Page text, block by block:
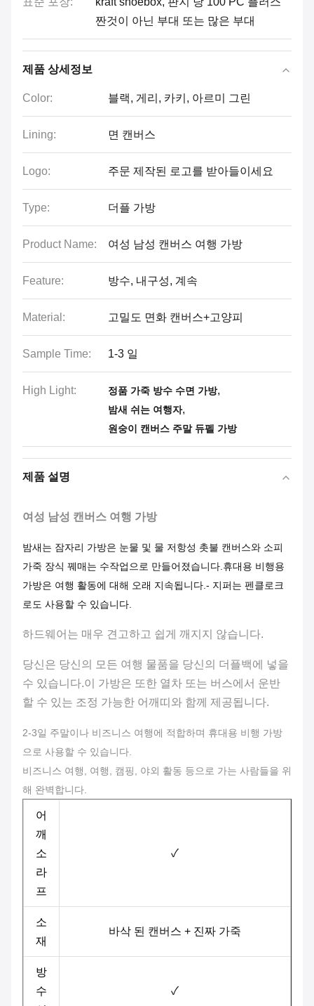
짠것이 아닌 부대 또는 많은 부대
제품 상세정보
Color: 블랙, 게리, 카키, 아르미 그린
Lining: 면 캔버스
Logo: 주문 제작된 로고를 받아들이세요
Type: 더플 가방
Product Name: 여성 남성 캔버스 여행 가방
Feature: 방수, 내구성, 계속
Material: 고밀도 면화 캔버스+고양피
Sample Time: 1-3 일
High Light: 정품 가죽 방수 수면 가방,
밤새 쉬는 여행자,
원숭이 캔버스 주말 듀펠 가방
제품 설명
여성 남성 캔버스 여행 가방
밤새는 잠자리 가방은 눈물 및 물 저항성 촛불 캔버스와 소피
가죽 장식 꿰매는 수작업으로 만들어졌습니다.휴대용 비행용
가방은 여행 활동에 대해 오래 지속됩니다.- 지퍼는 펜클로크
로도 사용할 수 있습니다.
하드웨어는 매우 견고하고 쉽게 깨지지 않습니다.
당신은 당신의 모든 여행 물품을 당신의 더플백에 넣을
수 있습니다.이 가방은 또한 열차 또는 버스에서 운반
할 수 있는 조정 가능한 어깨띠와 함께 제공됩니다.
2-3일 주말이나 비즈니스 여행에 적합하며 휴대용 비행 가방
으로 사용할 수 있습니다.
비즈니스 여행, 여행, 캠핑, 야외 활동 등으로 가는 사람들을 위
해 완벽합니다.
어
깨
소
라
프
✓
소
재
바삭 된 캔버스 + 진짜 가죽
방
수
✓